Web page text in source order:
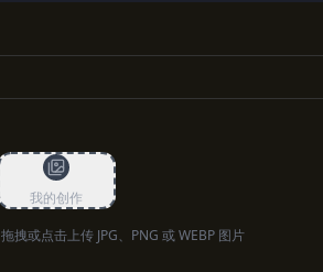
我的创作
拖拽或点击上传 JPG、PNG 或 WEBP 图片